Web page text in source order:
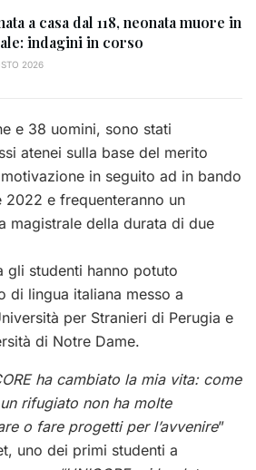
a casa dal 118, neonata muore in
indagini in corso
2026
e 38 uomini, sono stati
atenei sulla base del merito
in seguito ad in bando
e frequenteranno un
magistrale della durata di due
gli studenti hanno potuto
di lingua italiana messo a
per Stranieri di Perugia e
di Notre Dame.
ha cambiato la mia vita: come
rifugiato non ha molte
o fare progetti per l’avvenire”
uno dei primi studenti a